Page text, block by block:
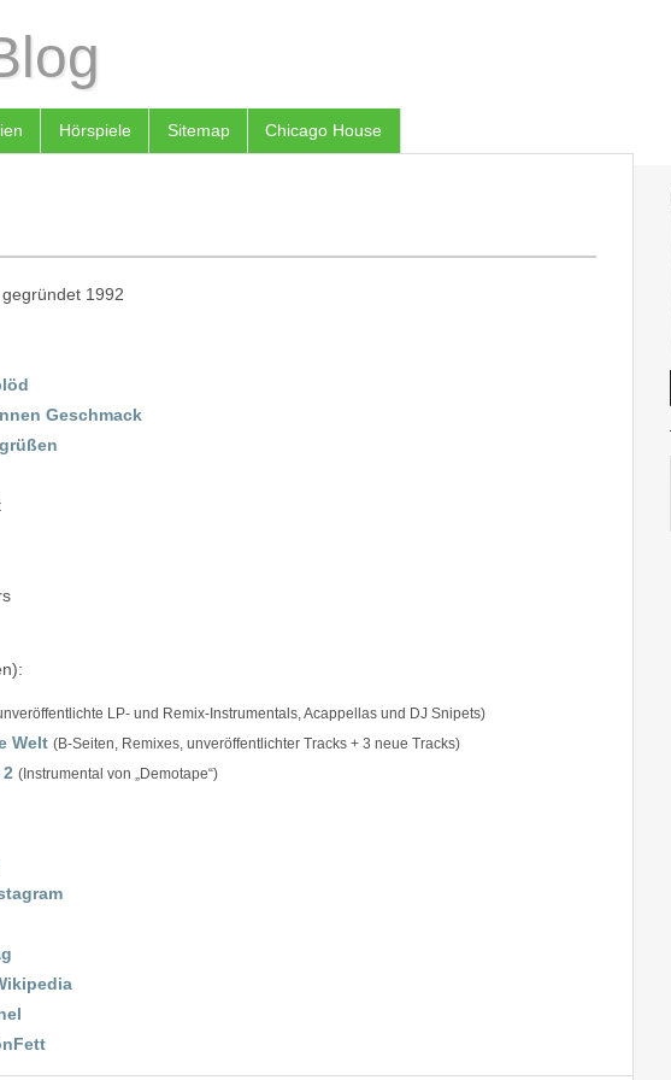
Hörspiele Sitemap Chicago House
1992
Geschmack
LP- und Remix-Instrumentals, Acappellas und DJ Snipets)
Welt (B-Seiten, Remixes, unveröffentlichter Tracks + 3 neue Tracks)
(Instrumental von „Demotape“)